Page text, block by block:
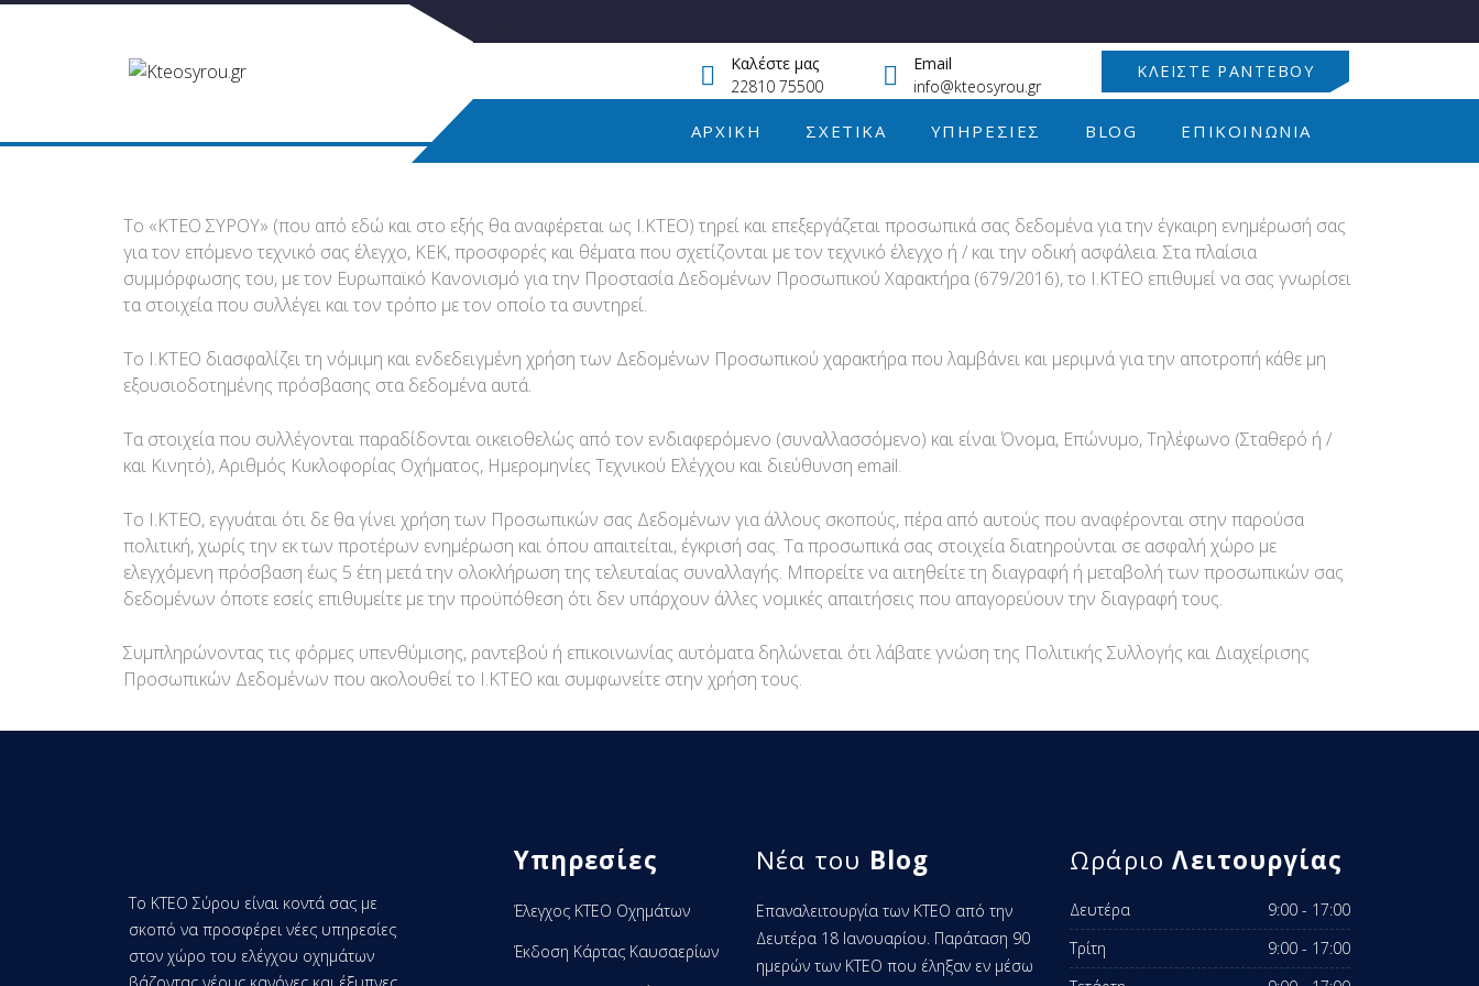
.
Καλέστε μας
22810 75500
Email
info@kteosyrou.gr
ΚΛΕΊΣΤΕ ΡΑΝΤΕΒΟΎ
ΑΡΧΙΚΉ ΣΧΕΤΙΚΆ ΥΠΗΡΕΣΊΕΣ BLOG ΕΠΙΚΟΙΝΩΝΊΑ
Το «ΚΤΕΟ ΣΥΡΟΥ» (που από εδώ και στο εξής θα αναφέρεται ως Ι.ΚΤΕΟ) τηρεί και επεξεργάζεται προσωπικά σας δεδομένα για την έγκαιρη ενημέρωσή σας
για τον επόμενο τεχνικό σας έλεγχο, ΚΕΚ, προσφορές και θέματα που σχετίζονται με τον τεχνικό έλεγχο ή / και την οδική ασφάλεια. Στα πλαίσια
συμμόρφωσης του, με τον Ευρωπαϊκό Κανονισμό για την Προστασία Δεδομένων Προσωπικού Χαρακτήρα (679/2016), το Ι.ΚΤΕΟ επιθυμεί να σας γνωρίσει
τα στοιχεία που συλλέγει και τον τρόπο με τον οποίο τα συντηρεί.
Το Ι.ΚΤΕΟ διασφαλίζει τη νόμιμη και ενδεδειγμένη χρήση των Δεδομένων Προσωπικού χαρακτήρα που λαμβάνει και μεριμνά για την αποτροπή κάθε μη
εξουσιοδοτημένης πρόσβασης στα δεδομένα αυτά.
Τα στοιχεία που συλλέγονται παραδίδονται οικειοθελώς από τον ενδιαφερόμενο (συναλλασσόμενο) και είναι Όνομα, Επώνυμο, Τηλέφωνο (Σταθερό ή /
και Κινητό), Αριθμός Κυκλοφορίας Οχήματος, Ημερομηνίες Τεχνικού Ελέγχου και διεύθυνση email.
Το Ι.ΚΤΕΟ, εγγυάται ότι δε θα γίνει χρήση των Προσωπικών σας Δεδομένων για άλλους σκοπούς, πέρα από αυτούς που αναφέρονται στην παρούσα
πολιτική, χωρίς την εκ των προτέρων ενημέρωση και όπου απαιτείται, έγκρισή σας. Τα προσωπικά σας στοιχεία διατηρούνται σε ασφαλή χώρο με
ελεγχόμενη πρόσβαση έως 5 έτη μετά την ολοκλήρωση της τελευταίας συναλλαγής. Μπορείτε να αιτηθείτε τη διαγραφή ή μεταβολή των προσωπικών σας
δεδομένων όποτε εσείς επιθυμείτε με την προϋπόθεση ότι δεν υπάρχουν άλλες νομικές απαιτήσεις που απαγορεύουν την διαγραφή τους.
Συμπληρώνοντας τις φόρμες υπενθύμισης, ραντεβού ή επικοινωνίας αυτόματα δηλώνεται ότι λάβατε γνώση της Πολιτικής Συλλογής και Διαχείρισης
Προσωπικών Δεδομένων που ακολουθεί το Ι.ΚΤΕΟ και συμφωνείτε στην χρήση τους.
Τo KTEO Σύρου είναι κοντά σας με
σκοπό να προσφέρει νέες υπηρεσίες
στον χώρο του ελέγχου οχημάτων
Υπηρεσίες
Έλεγχος ΚΤΕΟ Οχημάτων
Έκδοση Κάρτας Καυσαερίων
Νέα του Blog
Επαναλειτουργία των ΚΤΕΟ από την
Δευτέρα 18 Ιανουαρίου. Παράταση 90
ημερών των ΚΤΕΟ που έληξαν εν μέσω
Ωράριο Λειτουργίας
Δευτέρα
9:00 - 17:00
Τρίτη
9:00 - 17:00